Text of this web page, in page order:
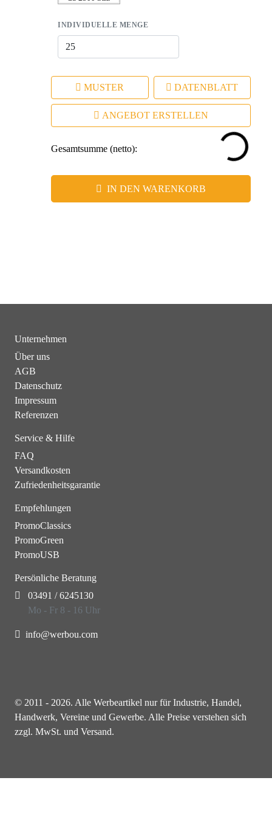
hochwertige Qualität
INDIVIDUELLE MENGE
MUSTER DATENBLATT
ANGEBOT ERSTELLEN
Gesamtsumme (netto):
IN DEN WARENKORB
Unternehmen
Über uns
AGB
Datenschutz
Impressum
Referenzen
Service & Hilfe
FAQ
Versandkosten
Zufriedenheitsgarantie
Empfehlungen
PromoClassics
PromoGreen
PromoUSB
Persönliche Beratung
03491 / 6245130
Mo - Fr 8 - 16 Uhr
info@werbou.com
© 2011 - 2026. Alle Werbeartikel nur für Industrie, Handel,
Handwerk, Vereine und Gewerbe. Alle Preise verstehen sich
zzgl. MwSt. und Versand.